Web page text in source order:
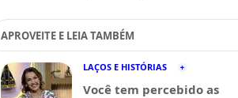
APROVEITE E LEIA TAMBÉM
LAÇOS E HISTÓRIAS
Você tem percebido as